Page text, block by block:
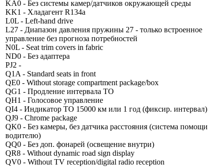
KA0 - Без системы камер/датчиков окружающей среды
KK1 - Хладагент R134a
L0L - Left-hand drive
L27 - Диапазон давления пружины 27 - только встроенное
управление без прогноза потребностей
N0L - Seat trim covers in fabric
ND0 - Без адаптера
PJ2 -
Q1A - Standard seats in front
QE0 - Without storage compartment package/box
QG1 - Продление интервала ТО
QH1 - Голосовое управление
QI4 - Индикатор ТО 15000 км или 1 год (фиксир. интервал)
QJ9 - Chrome package
QK0 - Без камеры, без датчика расстояния (система помощи
водителю)
QQ0 - Без доп. фонарей (освещение внутри)
QR8 - Without dynamic road sign display
QV0 - Without TV reception/digital radio reception